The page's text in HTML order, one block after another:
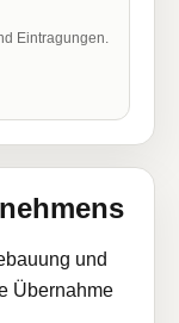
Eintragungen.
und
Übernahme